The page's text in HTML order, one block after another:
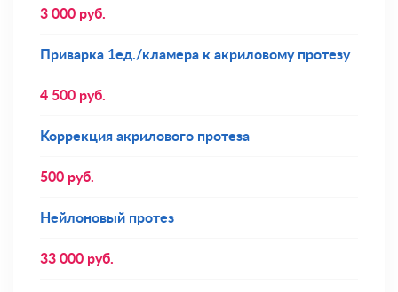
3 000 руб.
Приварка 1ед./кламера к акриловому протезу
4 500 руб.
Коррекция акрилового протеза
500 руб.
Нейлоновый протез
33 000 руб.